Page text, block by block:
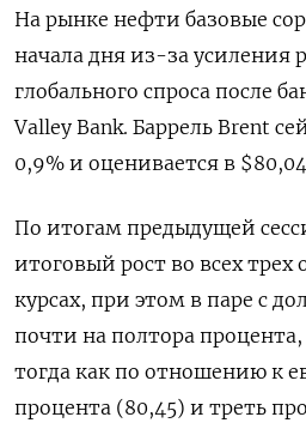
На рынке нефти базовые
начала дня из-за усиления
глобального спроса после
Valley Bank. Баррель Brent
0,9% и оценивается в
По итогам предыдущей
итоговый рост во всех трех
курсах, при этом в паре с
почти на полтора
тогда как по отношению к
процента (80,45) и треть